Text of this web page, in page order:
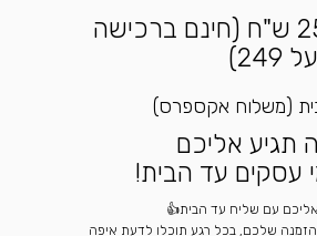
מחיר משלוח: 25 ש"ח (חינם ברכישה
249)
(משלוח אקספרס)
תגיע אליכם
עם שליח עד הבית👍
שלכם, בכל רגע תוכלו לדעת איפה